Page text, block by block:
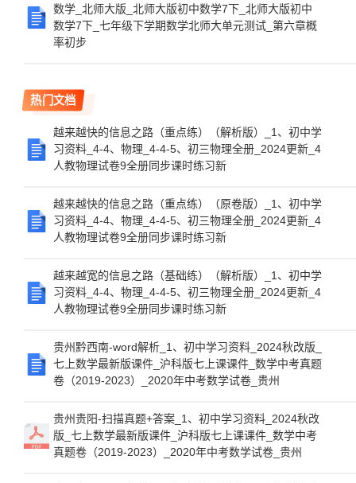
数学_北师大版_北师大版初中数学7下_北师大版初中
数学7下_七年级下学期数学北师大单元测试_第六章概
率初步
热门文档
越来越快的信息之路（重点练）（解析版）_1、初中学
习资料_4-4、物理_4-4-5、初三物理全册_2024更新_4
人教物理试卷9全册同步课时练习新
越来越快的信息之路（重点练）（原卷版）_1、初中学
习资料_4-4、物理_4-4-5、初三物理全册_2024更新_4
人教物理试卷9全册同步课时练习新
越来越宽的信息之路（基础练）（解析版）_1、初中学
习资料_4-4、物理_4-4-5、初三物理全册_2024更新_4
人教物理试卷9全册同步课时练习新
贵州黔西南-word解析_1、初中学习资料_2024秋改版_
七上数学最新版课件_沪科版七上课课件_数学中考真题
卷（2019-2023）_2020年中考数学试卷_贵州
贵州贵阳-扫描真题+答案_1、初中学习资料_2024秋改
版_七上数学最新版课件_沪科版七上课课件_数学中考
真题卷（2019-2023）_2020年中考数学试卷_贵州